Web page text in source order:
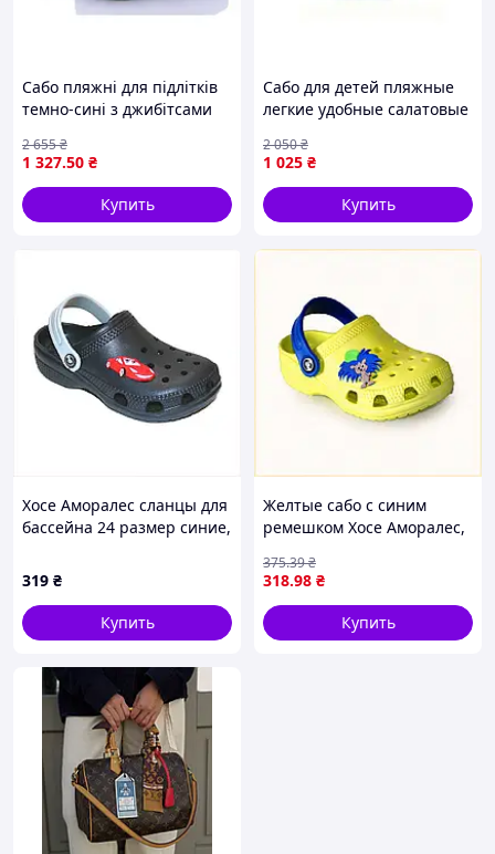
Сабо пляжні для підлітків
темно-сині з джибітсами
прогулянок
1 327.50 ₴
2 655₴
Купить
Сабо для детей пляжные
легкие удобные салатовые
природе
1 025 ₴
2 050₴
Купить
Хосе Аморалес сланцы для
бассейна 24 размер синие,
319 ₴
Купить
Желтые сабо с синим
ремешком Хосе Аморалес,
318.98 ₴
375.39₴
Купить